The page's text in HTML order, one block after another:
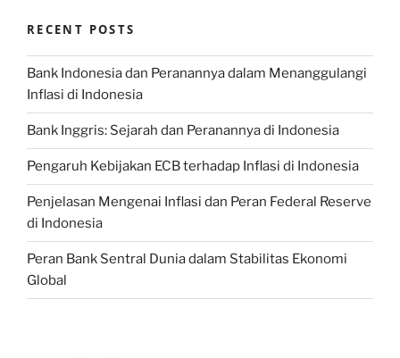
RECENT POSTS
Bank Indonesia dan Peranannya dalam Menanggulangi
Inflasi di Indonesia
Bank Inggris: Sejarah dan Peranannya di Indonesia
Pengaruh Kebijakan ECB terhadap Inflasi di Indonesia
Penjelasan Mengenai Inflasi dan Peran Federal Reserve
di Indonesia
Peran Bank Sentral Dunia dalam Stabilitas Ekonomi
Global